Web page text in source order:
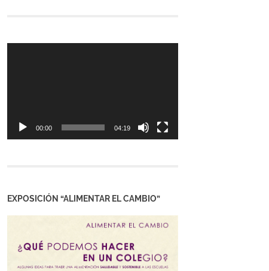
00:00 04:19
EXPOSICIÓN “ALIMENTAR EL CAMBIO”